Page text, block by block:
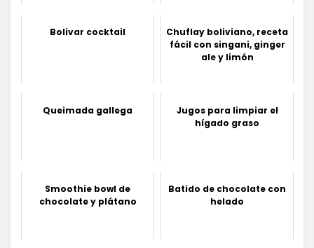
Bolivar cocktail
Chuflay boliviano, receta
fácil con singani, ginger
ale y limón
Queimada gallega
Jugos para limpiar el
hígado graso
Smoothie bowl de
chocolate y plátano
Batido de chocolate con
helado